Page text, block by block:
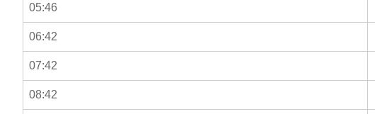
05:46
06:42
07:42
08:42